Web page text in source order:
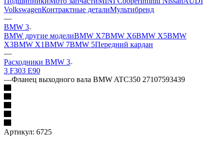
VolkswagenКонтрактные деталиМультибренд
—
BMW 3
BMW другие моделиBMW X7BMW X6BMW X5BMW
X3BMW X1BMW 7BMW 5Передний кардан
—
Расходники BMW 3
3 F303 E90
—Фланец выходного вала BMW ATC350 27107593439
Артикул: 6725